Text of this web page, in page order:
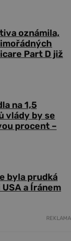
oznámila,
Part D již
na 1,5
vlády by se
procent –
byla prudká
a Íránem
REKLAMA